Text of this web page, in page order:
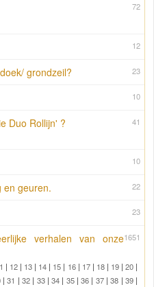
72
12
23
grondzeil?
10
41
Duo Rollijn' ?
10
22
en geuren.
23
1651
verhalen van onze
| 12| 13 | 14 | 15 | 16| 17| 18| 19|20 |
|31 |32 | 33|34 | 35|36 | 37|38 | 39|